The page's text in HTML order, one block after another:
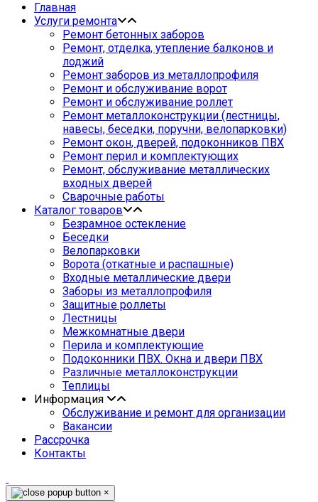
Главная
Услуги ремонта
Ремонт бетонных заборов
Ремонт, отделка, утепление балконов и
лоджий
Ремонт заборов из металлопрофиля
Ремонт и обслуживание ворот
Ремонт и обслуживание роллет
Ремонт металлоконструкции (лестницы,
навесы, беседки, поручни, велопарковки)
Ремонт окон, дверей, подоконников ПВХ
Ремонт перил и комплектующих
Ремонт, обслуживание металлических
входных дверей
Сварочные работы
Каталог товаров
Безрамное остекление
Беседки
Велопарковки
Ворота (откатные и распашные)
Входные металлические двери
Заборы из металлопрофиля
Защитные роллеты
Лестницы
Межкомнатные двери
Перила и комплектующие
Подоконники ПВХ. Окна и двери ПВХ
Различные металлоконструкции
Теплицы
Информация
Обслуживание и ремонт для организации
Вакансии
Рассрочка
Контакты
×